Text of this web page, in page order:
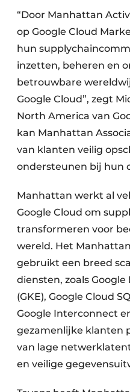
“Door Manhattan
op Google Cloud
hun
inzetten, beheren en
betrouwbare
Google Cloud”, zegt
North America van
kan Manhattan
van klanten veilig
ondersteunen bij hun
Manhattan werkt al
Google Cloud om
transformeren voor
wereld. Het
gebruikt een breed
diensten, zoals
(GKE), Google Cloud
Google Interconnect
gezamenlijke klanten
van lage
en veilige